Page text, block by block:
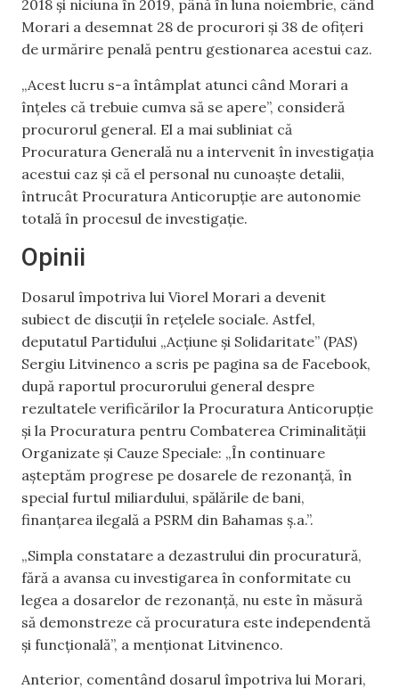
2018 și niciuna în 2019, până în luna noiembrie, când
Morari a desemnat 28 de procurori și 38 de ofițeri
de urmărire penală pentru gestionarea acestui caz.
„Acest lucru s-a întâmplat atunci când Morari a
înțeles că trebuie cumva să se apere”, consideră
procurorul general. El a mai subliniat că
Procuratura Generală nu a intervenit în investigația
acestui caz și că el personal nu cunoaște detalii,
întrucât Procuratura Anticorupție are autonomie
totală în procesul de investigație.
Opinii
Dosarul împotriva lui Viorel Morari a devenit
subiect de discuții în rețelele sociale. Astfel,
deputatul Partidului „Acțiune și Solidaritate” (PAS)
Sergiu Litvinenco a scris pe pagina sa de Facebook,
după raportul procurorului general despre
rezultatele verificărilor la Procuratura Anticorupție
și la Procuratura pentru Combaterea Criminalității
Organizate și Cauze Speciale: „În continuare
așteptăm progrese pe dosarele de rezonanță, în
special furtul miliardului, spălările de bani,
finanțarea ilegală a PSRM din Bahamas ș.a.”.
„Simpla constatare a dezastrului din procuratură,
fără a avansa cu investigarea în conformitate cu
legea a dosarelor de rezonanță, nu este în măsură
să demonstreze că procuratura este independentă
și funcțională”, a menționat Litvinenco.
Anterior, comentând dosarul împotriva lui Morari,